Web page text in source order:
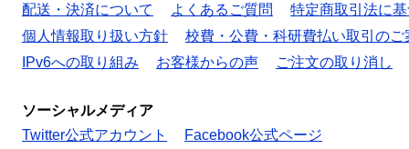
配送・決済について
よくあるご質問
特定商取引法に
個人情報取り扱い方針
校費・公費・科研費払い取引のご
IPv6への取り組み
お客様からの声 ご注文の取り消し
ソーシャルメディア
Twitter公式アカウント
Facebook公式ページ